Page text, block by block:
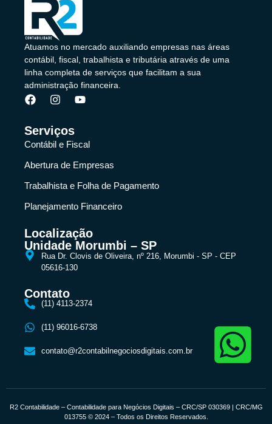
Atuamos no mercado auxiliando empresas nas áreas
contábil, fiscal, trabalhista e tributária através de uma
linha completa de serviços que facilitam a sua
administração financeira.
Serviços
Contábil e Fiscal
Abertura de Empresas
Trabalhista e Folha de Pagamento
Planejamento Financeiro
Localização
Unidade Morumbi – SP
Rua Dr. Clovis de Oliveira, nº 216, Morumbi - SP - CEP
05616-130
Contato
(11) 4113-2374
(11) 96016-6738
contato@r2contabilnegociosdigitais.com.br
R2 Contabilidade – Contabilidade para Negócios Digitais – CRC/SP 030369 | CRC/MG
013755 © 2024 – Todos os Direitos Reservados.